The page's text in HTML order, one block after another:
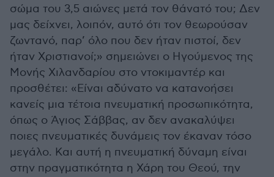
σώμα του 3,5 αιώνες μετά τον θάνατό του; Δεν
μας δείχνει, λοιπόν, αυτό ότι τον θεωρούσαν
ζωντανό, παρ’ όλο που δεν ήταν πιστοί, δεν
ήταν Χριστιανοί;» σημειώνει ο Ηγούμενος της
Μονής Χιλανδαρίου στο ντοκιμαντέρ και
προσθέτει: «Είναι αδύνατο να κατανοήσει
κανείς μια τέτοια πνευματική προσωπικότητα,
όπως ο Άγιος Σάββας, αν δεν ανακαλύψει
ποιες πνευματικές δυνάμεις τον έκαναν τόσο
μεγάλο. Και αυτή η πνευματική δύναμη είναι
στην πραγματικότητα η Χάρη του Θεού, την